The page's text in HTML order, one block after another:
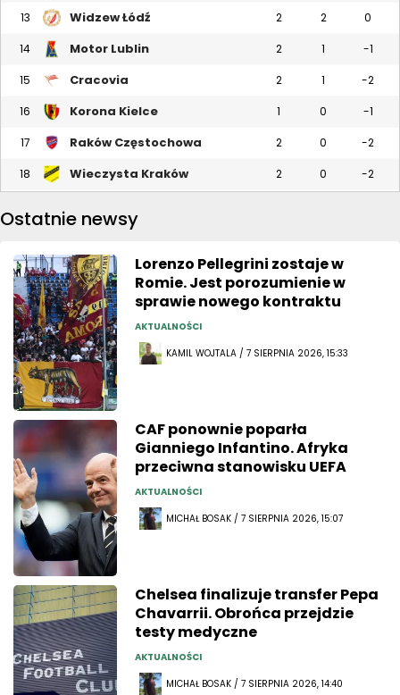
13 Widzew Łódź 2 2 0
14 Motor Lublin 2 1 -1
15 Cracovia 2 1 -2
16 Korona Kielce 1 0 -1
17 Raków Częstochowa 2 0 -2
18 Wieczysta Kraków 2 0 -2
Ostatnie newsy
Lorenzo Pellegrini zostaje w
Romie. Jest porozumienie w
sprawie nowego kontraktu
AKTUALNOŚCI
KAMIL WOJTALA / 7 SIERPNIA 2026, 15:33
CAF ponownie poparła
Gianniego Infantino. Afryka
przeciwna stanowisku UEFA
AKTUALNOŚCI
MICHAŁ BOSAK / 7 SIERPNIA 2026, 15:07
Chelsea finalizuje transfer Pepa
Chavarrii. Obrońca przejdzie
testy medyczne
AKTUALNOŚCI
MICHAŁ BOSAK / 7 SIERPNIA 2026, 14:40